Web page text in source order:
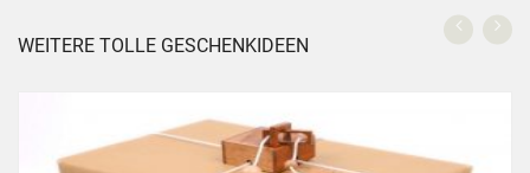
WEITERE TOLLE GESCHENKIDEEN